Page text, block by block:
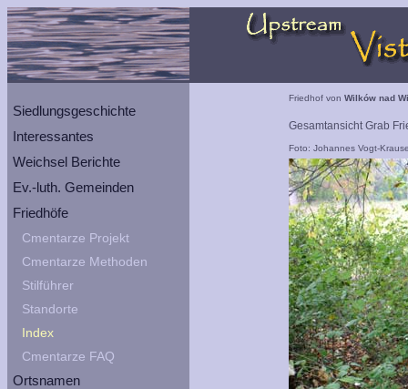
Siedlungsgeschichte
Interessantes
Weichsel Berichte
Ev.-luth. Gemeinden
Friedhöfe
Cmentarze Projekt
Cmentarze Methoden
Stilführer
Standorte
Index
Cmentarze FAQ
Ortsnamen
Friedhof von Wilków nad
Gesamtansicht Grab
Foto: Johannes Vogt-